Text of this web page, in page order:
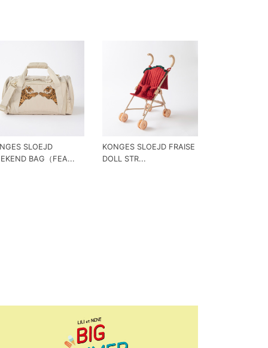
SLOEJD
BAG（FEA...
KONGES SLOEJD FRAISE
DOLL STR...